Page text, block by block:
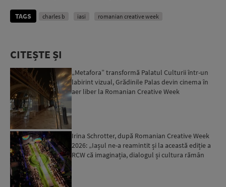
TAGS charles b iasi romanian creative week
CITEȘTE ȘI
„Metafora” transformă Palatul Culturii într-un
labirint vizual, Grădinile Palas devin cinema în
aer liber la Romanian Creative Week
Irina Schrotter, după Romanian Creative Week
2026: „Iașul ne-a reamintit și la această ediție a
RCW că imaginația, dialogul și cultura rămân